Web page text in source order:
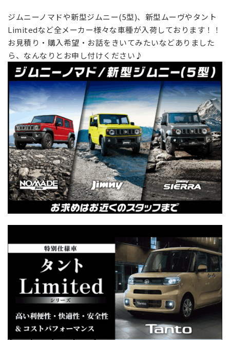
ジムニーノマドや新型ジムニー(5型)、新型ムーヴやタント
Limitedなど全メーカー様々な車種が入荷しております！！
お見積り・購入希望・お話をきいてみたいなどありました
ら、なんなりとお申し付けください♪